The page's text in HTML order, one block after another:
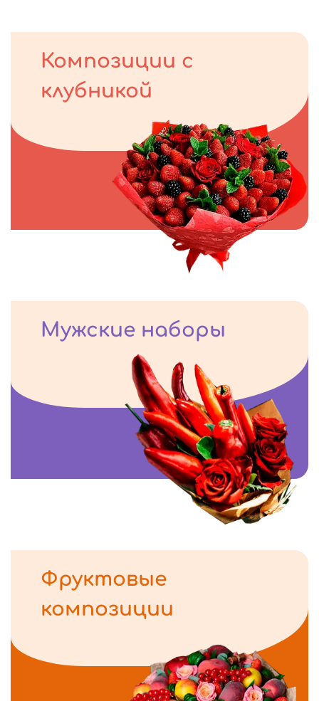
Композиции с
клубникой
Мужские наборы
Фруктовые
композиции